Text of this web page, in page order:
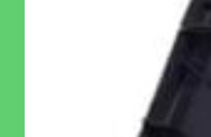
כל הערמה. מגיע עם מכסה שימושי ומאובטח,
לקומפסטר
מקרינה אולטרה סגולה.
מאיתנו?
מטרה להיות החברה המובילה בתחום הגידול